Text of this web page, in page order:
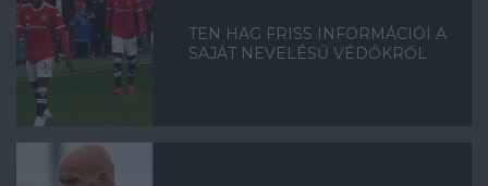
TEN HAG FRISS INFORMÁCIÓI A
SAJÁT NEVELÉSŰ VÉDŐKRŐL